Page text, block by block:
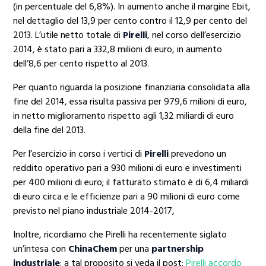
(in percentuale del 6,8%). In aumento anche il margine Ebit,
nel dettaglio del 13,9 per cento contro il 12,9 per cento del
2013. L’utile netto totale di Pirelli, nel corso dell’esercizio
2014, è stato pari a 332,8 milioni di euro, in aumento
dell’8,6 per cento rispetto al 2013.
Per quanto riguarda la posizione finanziaria consolidata alla
fine del 2014, essa risulta passiva per 979,6 milioni di euro,
in netto miglioramento rispetto agli 1,32 miliardi di euro
della fine del 2013.
Per l’esercizio in corso i vertici di Pirelliprevedono un
reddito operativo pari a 930 milioni di euro e investimenti
per 400 milioni di euro; il fatturato stimato è di 6,4 miliardi
di euro circa e le efficienze pari a 90 milioni di euro come
previsto nel piano industriale 2014-2017,
Inoltre, ricordiamo che Pirelli ha recentemente siglato
un’intesa con ChinaChemper una partnership